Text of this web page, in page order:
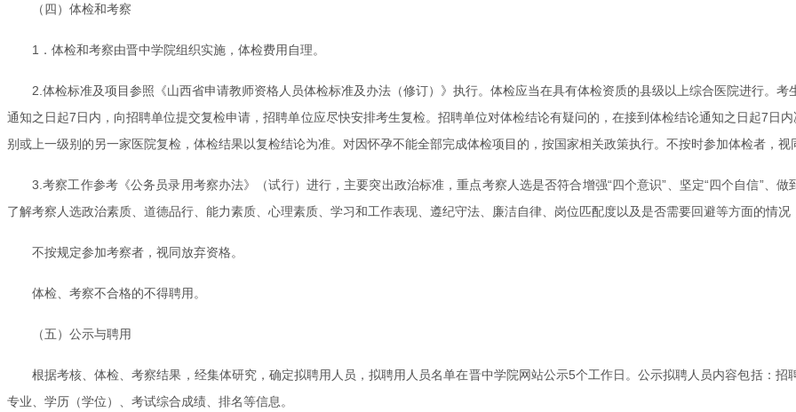
（四）体检和考察
1．体检和考察由晋中学院组织实施，体检费用自理。
2.体检标准及项目参照《山西省申请教师资格人员体检标准及办法（修订）》执行。体检应当在具有体检资质的县级以上综合医院进行。
通知之日起7日内，向招聘单位提交复检申请，招聘单位应尽快安排考生复检。招聘单位对体检结论有疑问的，在接到体检结论通知之日起7日
别或上一级别的另一家医院复检，体检结果以复检结论为准。对因怀孕不能全部完成体检项目的，按国家相关政策执行。不按时参加体检者，视
3.考察工作参考《公务员录用考察办法》（试行）进行，主要突出政治标准，重点考察人选是否符合增强“四个意识”、坚定“四个自信”、
了解考察人选政治素质、道德品行、能力素质、心理素质、学习和工作表现、遵纪守法、廉洁自律、岗位匹配度以及是否需要回避等方面的情况
不按规定参加考察者，视同放弃资格。
体检、考察不合格的不得聘用。
（五）公示与聘用
根据考核、体检、考察结果，经集体研究，确定拟聘用人员，拟聘用人员名单在晋中学院网站公示5个工作日。公示拟聘人员内容包括：
专业、学历（学位）、考试综合成绩、排名等信息。